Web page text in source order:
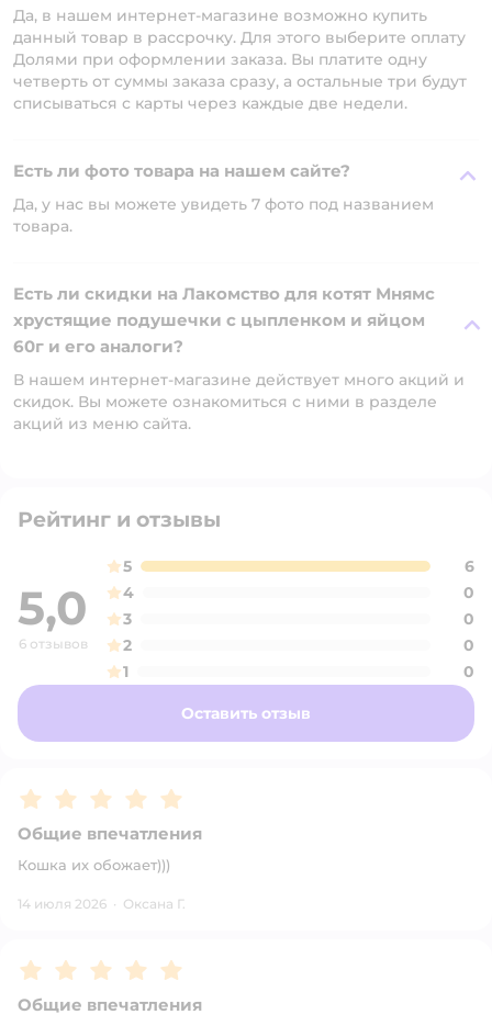
Да, в нашем интернет-магазине возможно купить
данный товар в рассрочку. Для этого выберите оплату
Долями при оформлении заказа. Вы платите одну
четверть от суммы заказа сразу, а остальные три будут
списываться с карты через каждые две недели.
Есть ли фото товара на нашем сайте?
Да, у нас вы можете увидеть 7 фото под названием
товара.
Есть ли скидки на Лакомство для котят Мнямс
хрустящие подушечки с цыпленком и яйцом
60г и его аналоги?
В нашем интернет-магазине действует много акций и
скидок. Вы можете ознакомиться с ними в разделе
акций из меню сайта.
Рейтинг и отзывы
5,0
6 отзывов
5
6
4
0
3
0
2
0
1
0
Оставить отзыв
Рейтинг:5
Общие впечатления
Кошка их обожает)))
14 июля 2026 · Оксана Г.
Рейтинг:5
Общие впечатления